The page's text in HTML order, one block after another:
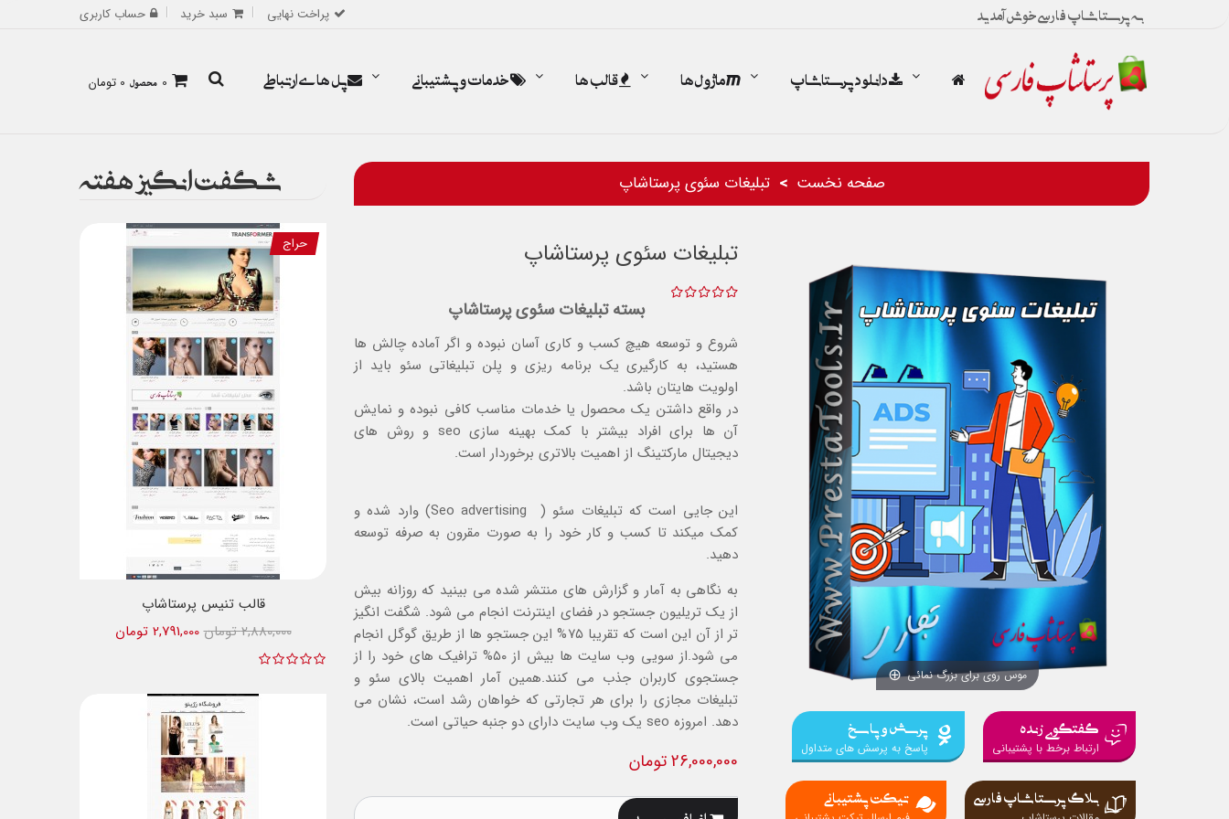
به پرستاشاپ فارسی خوش آمدید پراخت نهایی سبد خرید حساب کاربری
0 محصول 0 تومان دانلود پرستاشاپ ماژول ها قالب ها خدمات و پشتیبانی پل های ارتباطی
صفحه نخست تبلیغات سئوی پرستاشاپ
موس روی برای بزرگ نمائی
گفتگوی زنده
ارتباط برخط با پشتیبانی
پرسش و پاسخ
پاسخ به پرسش های متداول
بلاگ پرستاشاپ فارسی تیکت پشتیبانی
تبلیغات سئوی پرستاشاپ
بسته تبلیغات سئوی پرستاشاپ
شروع و توسعه هیچ کسب و کاری آسان نبوده و اگر آماده چالش ها
هستید، به کارگیری یک برنامه ریزی و پلن تبلیغاتی سئو باید از
اولویت هایتان باشد.
در واقع داشتن یک محصول یا خدمات مناسب کافی نبوده و نمایش
آن ها برای افراد بیشتر با کمک بهینه سازی seo و روش های
دیجیتال مارکتینگ از اهمیت بالاتری برخوردار است.
این جایی است که تبلیغات سئو ( Seo advertising) وارد شده و
کمک میکند تا کسب و کار خود را به صورت مقرون به صرفه توسعه
دهید.
به نگاهی به آمار و گزارش های منتشر شده می بینید که روزانه بیش
از یک تریلیون جستجو در فضای اینترنت انجام می شود. شگفت انگیز
تر از آن این است که تقریبا ۷۵% این جستجو ها از طریق گوگل انجام
می شود.از سویی وب سایت ها بیش از ۵۰% ترافیک های خود را از
جستجوی کاربران جذب می کنند.همین آمار اهمیت بالای سئو و
تبلیغات مجازی را برای هر تجارتی که خواهان رشد است، نشان می
دهد. امروزه seo یک وب سایت دارای دو جنبه حیاتی است.
26,000,000 تومان
شگفت انگیز هفته
حراج
قالب تنیس پرستاشاپ
2,791,000 تومان
2,880,000 تومان